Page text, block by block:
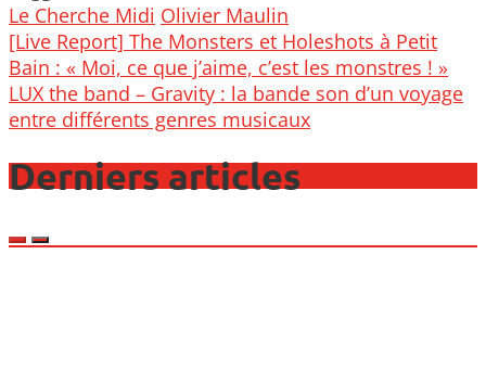
Le Cherche Midi Olivier Maulin
Post
navigation
[Live Report] The Monsters et Holeshots à Petit
Bain : « Moi, ce que j’aime, c’est les monstres ! »
LUX the band – Gravity : la bande son d’un voyage
entre différents genres musicaux
Derniers articles